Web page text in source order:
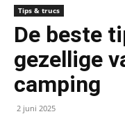
Tips & trucs
De beste
gezellige
camping
2 juni 2025